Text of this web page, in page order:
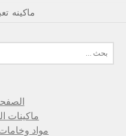
ماكينه
عن:
ماكينات
مواد وخامات